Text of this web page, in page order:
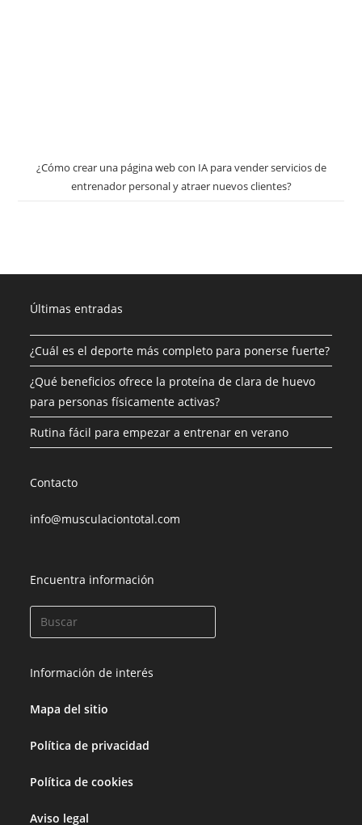
¿Cómo crear una página web con IA para vender servicios de
entrenador personal y atraer nuevos clientes?
Últimas entradas
¿Cuál es el deporte más completo para ponerse fuerte?
¿Qué beneficios ofrece la proteína de clara de huevo
para personas físicamente activas?
Rutina fácil para empezar a entrenar en verano
Contacto
info@musculaciontotal.com
Encuentra información
Información de interés
Mapa del sitio
Política de privacidad
Política de cookies
Aviso legal